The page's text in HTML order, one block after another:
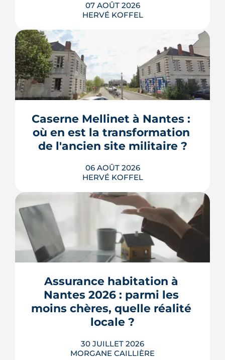
07 AOÛT 2026
HERVÉ KOFFEL
Une start-up nantaise fait produire de
l'eau chaude « par le son » à un
immeuble social de Bellevue-
une pompe à chaleur à hélium
branchée sur le réseau de chaleur
urbain, testée un an grandeur nature.
LIRE L'ARTICLE
Caserne Mellinet à Nantes :
où en est la transformation
de l'ancien site militaire ?
06 AOÛT 2026
HERVÉ KOFFEL
L'ancienne caserne Mellinet devient un
quartier habité de treize hectares et
demi. Livraisons de logements, friche
où en est le chantier, hameau par
hameau.
LIRE L'ARTICLE
Assurance habitation à
Nantes 2026 : parmi les
moins chères, quelle réalité
locale ?
30 JUILLET 2026
MORGANE CAILLIÈRE